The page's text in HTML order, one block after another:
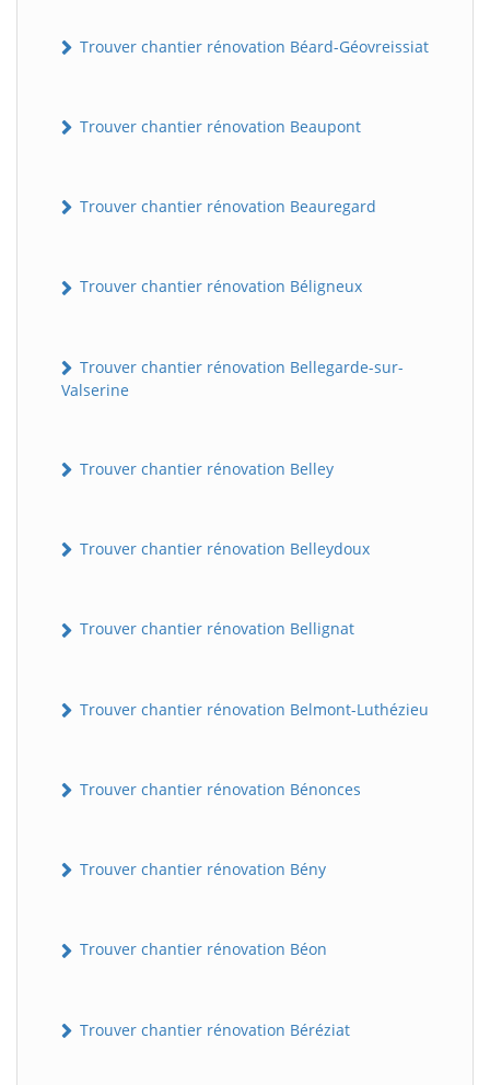
Trouver chantier rénovation Béard-Géovreissiat
Trouver chantier rénovation Beaupont
Trouver chantier rénovation Beauregard
Trouver chantier rénovation Béligneux
Trouver chantier rénovation Bellegarde-sur-
Valserine
Trouver chantier rénovation Belley
Trouver chantier rénovation Belleydoux
Trouver chantier rénovation Bellignat
Trouver chantier rénovation Belmont-Luthézieu
Trouver chantier rénovation Bénonces
Trouver chantier rénovation Bény
Trouver chantier rénovation Béon
Trouver chantier rénovation Béréziat